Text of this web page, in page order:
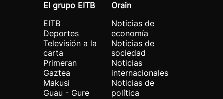
El grupo EITB
EITB
Deportes
Televisión a la
carta
Primeran
Gaztea
Makusi
Guau - Gure
Orain
Noticias de
economía
Noticias de
sociedad
Noticias
internacionales
Noticias de
política